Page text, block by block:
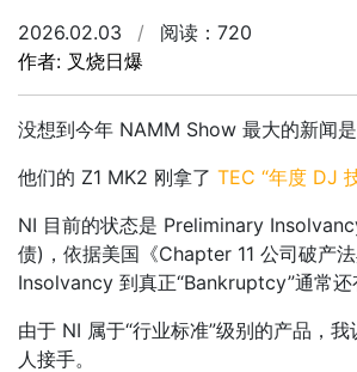
2026.02.03 /
阅读：720
作者: 叉烧日爆
没想到今年 NAMM Show 最大的新闻
他们的 Z1 MK2 刚拿了 TEC “年度 DJ
NI 目前的状态是 Preliminary
债)，依据美国《Chapter 11 公司破产
Insolvancy 到真正“Bankruptcy”通常还
由于 NI 属于“行业标准”级别的产品，
人接手。